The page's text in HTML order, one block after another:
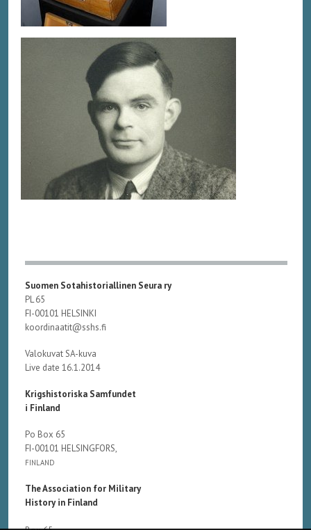
Suomen Sotahistoriallinen Seura ry
PL 65
FI-00101 HELSINKI
koordinaatit@sshs.fi
Valokuvat SA-kuva
Live date 16.1.2014
Krigshistoriska Samfundet
i Finland
Po Box 65
FI-00101 HELSINGFORS,
FINLAND
The Association for Military
History in Finland